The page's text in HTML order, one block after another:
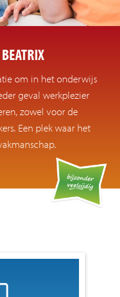
om in het onderwijs
geval werkplezier
zowel voor de
Een plek waar het